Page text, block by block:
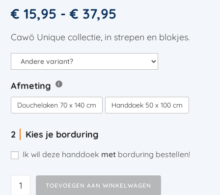
€ 15,95 - € 37,95
Cawö Unique collectie, in strepen en blokjes.
Afmeting
Douchelaken 70 x 140 cm Handdoek 50 x 100 cm
Kies je borduring
Ik wil deze handdoek met borduring bestellen!
TOEVOEGEN AAN WINKELWAGEN